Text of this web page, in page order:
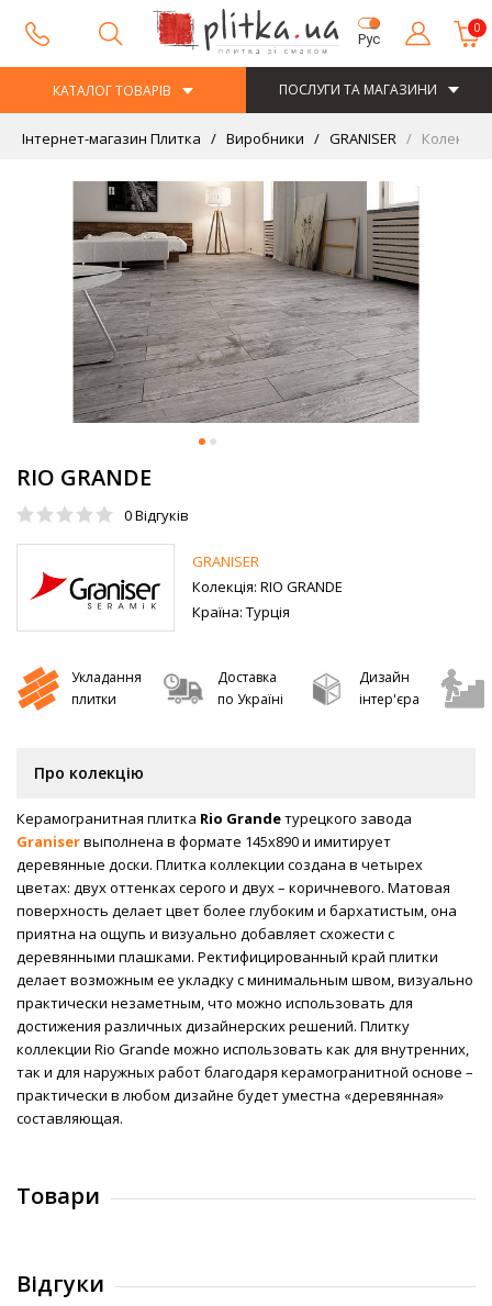
Рус
0
КАТАЛОГ ТОВАРІВ ПОСЛУГИ ТА МАГАЗИНИ
Інтернет-магазин Плитка Виробники GRANISER Колекція
RIO GRANDE
0Відгуків
GRANISER
Колекція: RIO GRANDE
Країна: Турція
Укладання
плитки
Доставка
по Україні
Дизайн
інтер'єра
Про колекцію
Керамогранитная плитка Rio Grandeтурецкого завода
Graniserвыполнена в формате 145х890 и имитирует
деревянные доски. Плитка коллекции создана в четырех
цветах: двух оттенках серого и двух – коричневого. Матовая
поверхность делает цвет более глубоким и бархатистым, она
приятна на ощупь и визуально добавляет схожести с
деревянными плашками. Ректифицированный край плитки
делает возможным ее укладку с минимальным швом, визуально
практически незаметным, что можно использовать для
достижения различных дизайнерских решений. Плитку
коллекции Rio Grande можно использовать как для внутренних,
так и для наружных работ благодаря керамогранитной основе –
практически в любом дизайне будет уместна «деревянная»
составляющая.
Товари
Відгуки